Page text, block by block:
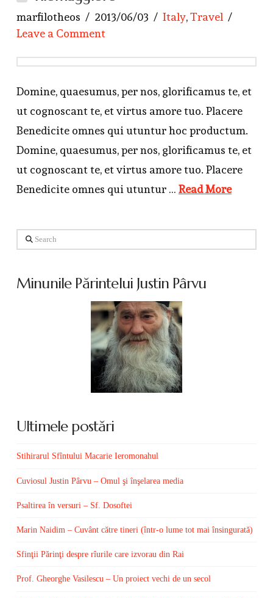
marfilotheos 2013/06/03 Italy,Travel
Leave a Comment
Domine, quaesumus, per nos, glorificamus te, et
ut cognoscant te, et virtus amore tuo. Placere
Benedicite omnes qui utuntur hoc productum.
Domine, quaesumus, per nos, glorificamus te, et
ut cognoscant te, et virtus amore tuo. Placere
Benedicite omnes qui utuntur … Read More
Search
Minunile Părintelui Justin Pârvu
Ultimele postări
Stihirarul Sfîntului Macarie Ieromonahul
Cuviosul Justin Pârvu – Omul şi înşelarea media
Psaltirea în versuri – Sf. Dosoftei
Marin Naidim – Cuvânt către tineri (într-o lume tot mai însingurată)
Sfinţii Părinţi despre rîurile care izvorau din Rai
Prof. Gheorghe Vasilescu – Un proiect vechi de un secol